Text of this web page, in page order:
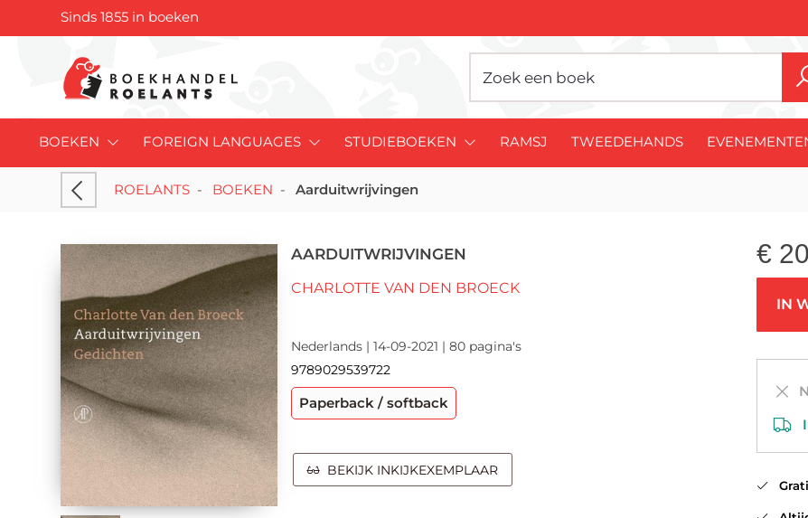
Sinds 1855 in boeken
BOEKEN FOREIGN LANGUAGES STUDIEBOEKEN RAMSJ TWEEDEHANDS
ROELANTS - BOEKEN - Aarduitwrijvingen
AARDUITWRIJVINGEN
CHARLOTTE VAN DEN BROECK
Nederlands | 14-09-2021 | 80 pagina's
9789029539722
Paperback / softback
BEKIJK INKIJKEXEMPLAAR
€
IN
In